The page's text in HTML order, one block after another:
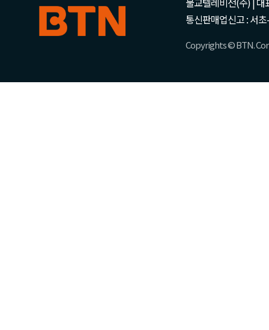
통신판매업신고 : 서
Copyrights © BTN.